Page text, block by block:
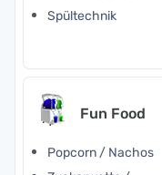
Spültechnik
Fun Food
Popcorn / Nachos